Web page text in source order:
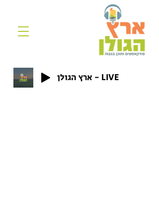
ארץ הגולן - LIVE